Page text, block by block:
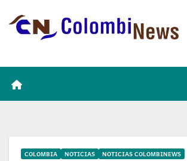
COLOMBIA NOTICIAS NOTICIAS COLOMBINEWS